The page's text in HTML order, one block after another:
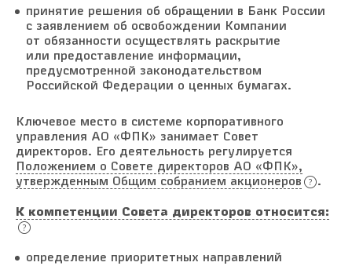
принятие решения об обращении в Банк России
с заявлением об освобождении Компании
от обязанности осуществлять раскрытие
или предоставление информации,
предусмотренной законодательством
Российской Федерации о ценных бумагах.
Ключевое место в системе корпоративного
управления АО «ФПК» занимает Совет
директоров. Его деятельность регулируется
Положением о Совете директоров АО «ФПК»,
утвержденным Общим собранием акционеров
.
К компетенции Совета директоров относится:
определение приоритетных направлений